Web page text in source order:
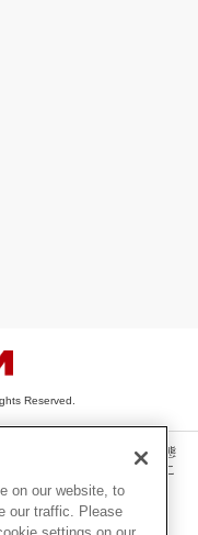
Reserved.
・動画・音声等を、手段や形態
、転載、ファイル化などするこ
い場合があります。
on our website, to
our traffic. Please